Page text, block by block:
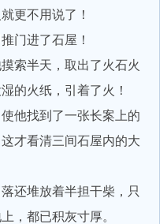
更不用说了！
门进了石屋！
半天，取出了火石火
的火纸，引着了火！
他找到了一张长案上的
才看清三间石屋内的大
堆放着半担干柴，只
，都已积灰寸厚。